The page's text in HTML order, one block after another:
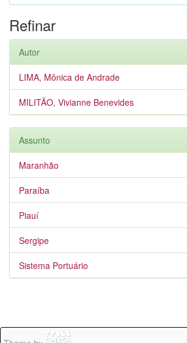
Refinar
Autor
LIMA, Mônica de Andrade
MILITÃO, Vivianne Benevides
Assunto
Maranhão
Paraíba
Piauí
Sergipe
Sistema Portuário